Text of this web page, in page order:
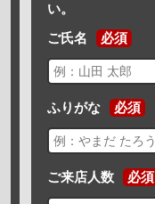
い。
ご氏名 必須
ふりがな 必須
ご来店人数 必須